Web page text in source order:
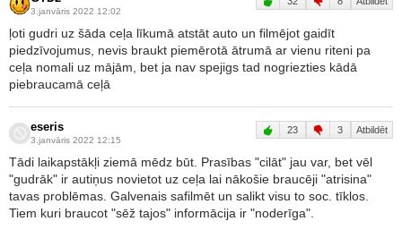
3.janvāris 2022 12:02
ļoti gudri uz šāda ceļa līkumā atstāt auto un filmējot gaidīt
piedzīvojumus, nevis braukt piemērotā ātrumā ar vienu riteni pa
ceļa nomali uz mājām, bet ja nav spejigs tad nogriezties kādā
piebraucamā ceļā
eseris
3.janvāris 2022 12:15
23 3 Atbildēt
Tādi laikapstākļi ziemā mēdz būt. Prasības "cilāt" jau var, bet vēl
"gudrāk" ir autiņus novietot uz ceļa lai nākošie braucēji "atrisina"
tavas problēmas. Galvenais safilmēt un salikt visu to soc. tīklos.
Tiem kuri braucot "sēž tajos" informācija ir "noderīga".